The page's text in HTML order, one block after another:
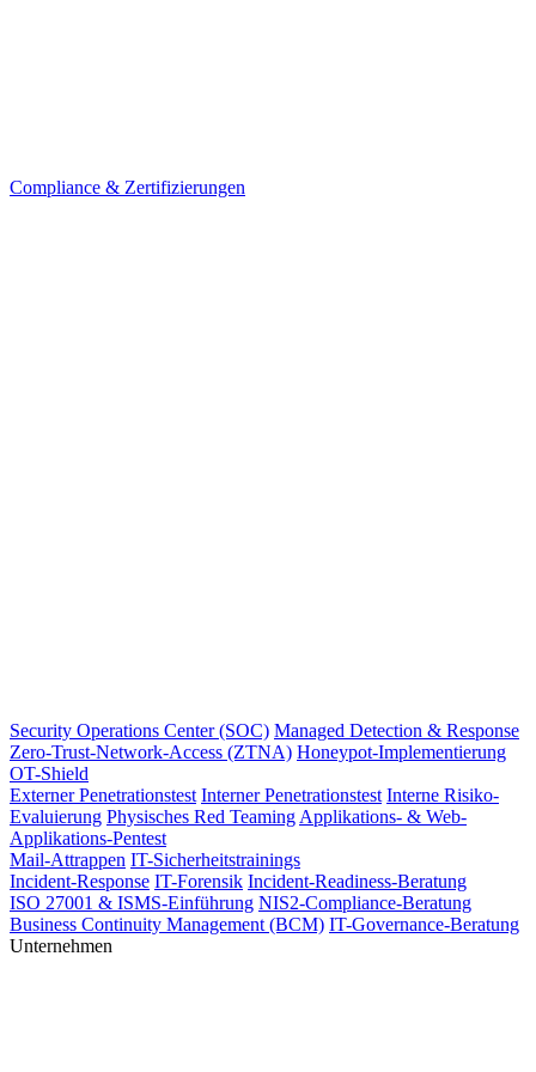
Compliance & Zertifizierungen
Security Operations Center (SOC) Managed Detection & Response
Zero-Trust-Network-Access (ZTNA) Honeypot-Implementierung
OT-Shield
Externer Penetrationstest Interner Penetrationstest Interne Risiko-
Evaluierung Physisches Red Teaming Applikations- & Web-
Applikations-Pentest
Mail-Attrappen IT-Sicherheitstrainings
Incident-Response IT-Forensik Incident-Readiness-Beratung
ISO 27001 & ISMS-Einführung NIS2-Compliance-Beratung
Business Continuity Management (BCM) IT-Governance-Beratung
Unternehmen